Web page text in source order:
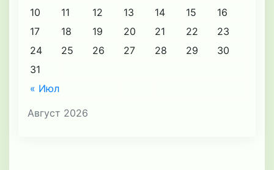
Август 2026
« Июл
10
11 12 13 14 15
16
17
18 19 20 21 22
23
24
25 26 27 28 29
30
31